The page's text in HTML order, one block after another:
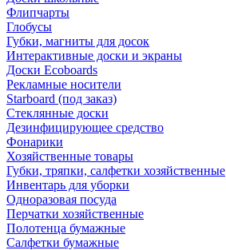
Флипчарты
Глобусы
Губки, магниты для досок
Интерактивные доски и экраны
Доски Ecoboards
Рекламные носители
Starboard (под заказ)
Стеклянные доски
Дезинфицирующее средство
Фонарики
Хозяйственные товары
Губки, тряпки, салфетки хозяйственные
Инвентарь для уборки
Одноразовая посуда
Перчатки хозяйственные
Полотенца бумажные
Салфетки бумажные